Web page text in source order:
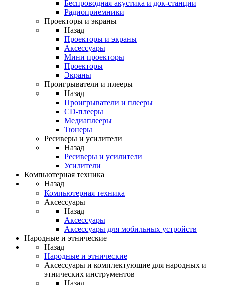
Беспроводная акустика и док-станции
Радиоприемники
Проекторы и экраны
Назад
Проекторы и экраны
Аксессуары
Мини проекторы
Проекторы
Экраны
Проигрыватели и плееры
Назад
Проигрыватели и плееры
CD-плееры
Медиаплееры
Тюнеры
Ресиверы и усилители
Назад
Ресиверы и усилители
Усилители
Компьютерная техника
Назад
Компьютерная техника
Аксессуары
Назад
Аксессуары
Аксессуары для мобильных устройств
Народные и этнические
Назад
Народные и этнические
Аксессуары и комплектующие для народных и
этнических инструментов
Назад